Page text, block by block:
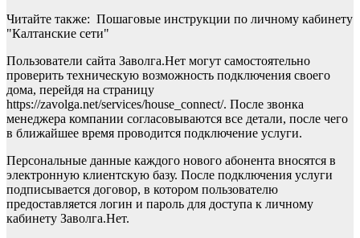
Читайте также: Пошаговые инструкции по личному кабинету
"Калтанские сети"
Пользователи сайта Заволга.Нет могут самостоятельно
проверить техническую возможность подключения своего
дома, перейдя на страницу
https://zavolga.net/services/house_connect/. После звонка
менеджера компании согласовываются все детали, после чего
в ближайшее время проводится подключение услуги.
Персональные данные каждого нового абонента вносятся в
электронную клиентскую базу. После подключения услуги
подписывается договор, в котором пользователю
предоставляется логин и пароль для доступа к личному
кабинету Заволга.Нет.